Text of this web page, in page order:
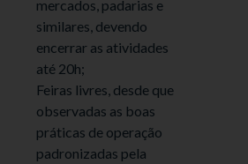
mercados, padarias e
similares, devendo
encerrar as atividades
até 20h;
Feiras livres, desde que
observadas as boas
práticas de operação
padronizadas pela